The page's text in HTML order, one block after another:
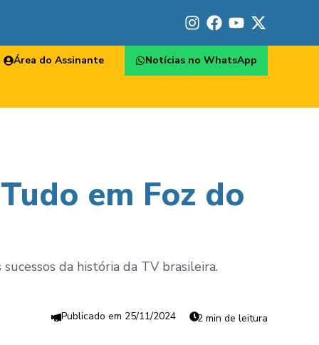
Área do Assinante Notícias no WhatsApp
em Foz do
da história da TV brasileira.
25/11/2024 2 min de leitura